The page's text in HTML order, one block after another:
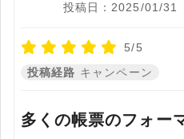
投稿日：2025/01/31
5/5
投稿経路 キャンペーン
多くの帳票のフォー